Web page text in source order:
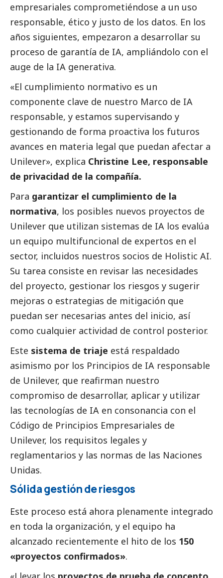
empresariales comprometiéndose a un uso
responsable, ético y justo de los datos. En los
años siguientes, empezaron a desarrollar su
proceso de garantía de IA, ampliándolo con el
auge de la IA generativa.
«El cumplimiento normativo es un
componente clave de nuestro Marco de IA
responsable, y estamos supervisando y
gestionando de forma proactiva los futuros
avances en materia legal que puedan afectar a
Unilever», explica Christine Lee, responsable
de privacidad de la compañía.
Para garantizar el cumplimiento de la
normativa, los posibles nuevos proyectos de
Unilever que utilizan sistemas de IA los evalúa
un equipo multifuncional de expertos en el
sector, incluidos nuestros socios de Holistic AI.
Su tarea consiste en revisar las necesidades
del proyecto, gestionar los riesgos y sugerir
mejoras o estrategias de mitigación que
puedan ser necesarias antes del inicio, así
como cualquier actividad de control posterior.
Este sistema de triaje está respaldado
asimismo por los Principios de IA responsable
de Unilever, que reafirman nuestro
compromiso de desarrollar, aplicar y utilizar
las tecnologías de IA en consonancia con el
Código de Principios Empresariales de
Unilever, los requisitos legales y
reglamentarios y las normas de las Naciones
Unidas.
Sólida gestión de riesgos
Este proceso está ahora plenamente integrado
en toda la organización, y el equipo ha
alcanzado recientemente el hito de los 150
«proyectos confirmados».